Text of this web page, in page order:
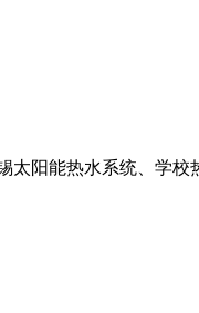
太阳能热水系统、学校